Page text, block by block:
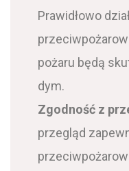
Prawidłowo
pożaru będą
dym.
Zgodność z
przegląd